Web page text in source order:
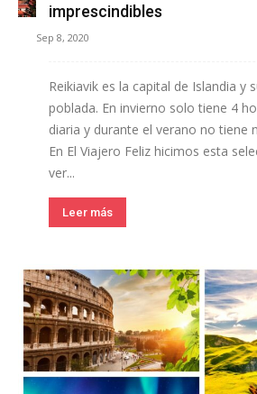
imprescindibles
Sep 8, 2020
Reikiavik es la capital de Islandia y
poblada. En invierno solo tiene 4
diaria y durante el verano no tiene
En El Viajero Feliz hicimos esta
ver...
Leer más